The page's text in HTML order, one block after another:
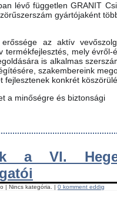
lévő független GRANIT
gyártójaként
az aktív
termékfejlesztés, mely
is alkalmas
szakembereink
fejlesztenek konkrét
a minőségre és biztonsági
a VI.
| Nincs kategória. | 0 komment eddig